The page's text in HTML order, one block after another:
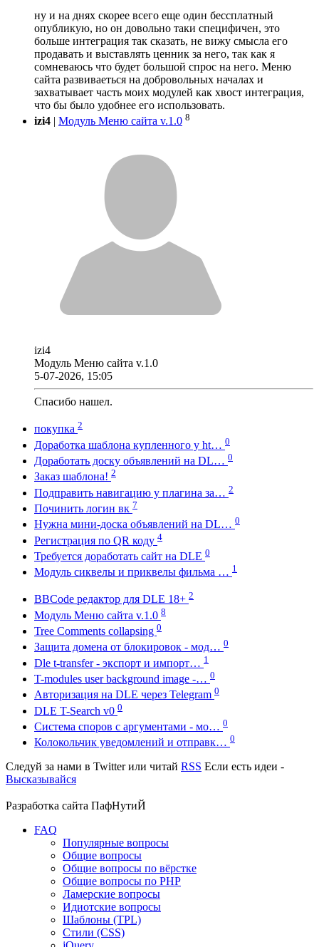
ну и на днях скорее всего еще один бессплатный
опубликую, но он довольно таки специфичен, это
больше интеграция так сказать, не вижу смысла его
продавать и выставлять ценник за него, так как я
сомневаюсь что будет большой спрос на него. Меню
сайта развиваеться на добровольных началах и
захватывает часть моих модулей как хвост интеграция,
что бы было удобнее его использовать.
izi4 | Модуль Меню сайта v.1.0 8
izi4
Модуль Меню сайта v.1.0
5-07-2026, 15:05
Спасибо нашел.
покупка 2
Доработка шаблона купленного у ht… 0
Доработать доску объявлений на DL… 0
Заказ шаблона! 2
Подправить навигацию у плагина за… 2
Починить логин вк 7
Нужна мини-доска объявлений на DL… 0
Регистрация по QR коду 4
Требуется доработать сайт на DLE 0
Модуль сиквелы и приквелы фильма … 1
BBCode редактор для DLE 18+ 2
Модуль Меню сайта v.1.0 8
Tree Comments collapsing 0
Защита домена от блокировок - мод… 0
Dle t-transfer - экспорт и импорт… 1
T-modules user background image -… 0
Авторизация на DLE через Telegram 0
DLE T-Search v0 0
Система споров с аргументами - мо… 0
Колокольчик уведомлений и отправк… 0
Следуй за нами в Twitterили читай RSS Если есть идеи -
Высказывайся
Разработка сайта ПафНутиЙ
FAQ
Популярные вопросы
Общие вопросы
Общие вопросы по вёрстке
Общие вопросы по PHP
Ламерские вопросы
Идиотские вопросы
Шаблоны (TPL)
Стили (CSS)